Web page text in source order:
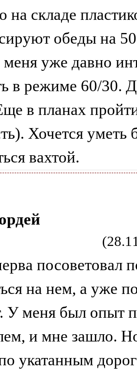
на складе
обеды на
меня уже давно
в режиме 60/30.
в планах
Хочется
вахтой.
посоветовал
на нем, а уже
У меня был опыт
и мне зашло.
укатанным